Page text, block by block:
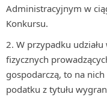
Administracyjnym w
Konkursu.
W przypadku
fizycznych
gospodarczą, to na
podatku z tytułu